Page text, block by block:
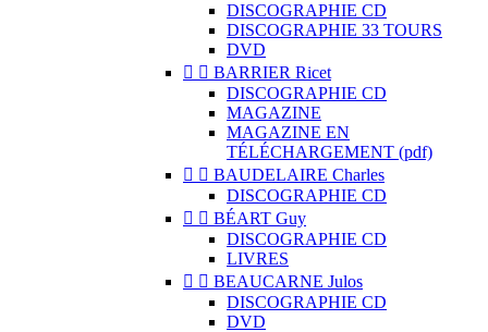
DISCOGRAPHIE CD
DISCOGRAPHIE 33 TOURS
DVD
  BARRIER Ricet
DISCOGRAPHIE CD
MAGAZINE
MAGAZINE EN
TÉLÉCHARGEMENT (pdf)
  BAUDELAIRE Charles
DISCOGRAPHIE CD
  BÉART Guy
DISCOGRAPHIE CD
LIVRES
  BEAUCARNE Julos
DISCOGRAPHIE CD
DVD